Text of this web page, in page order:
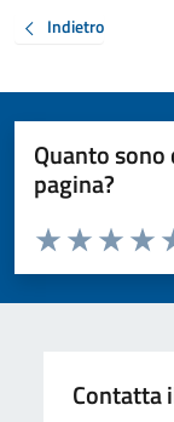
Indietro
Quanto
pagina?
Valuta da 1 a 5
Valuta 3
Valuta 2
Valuta 1 stelle
Contatta